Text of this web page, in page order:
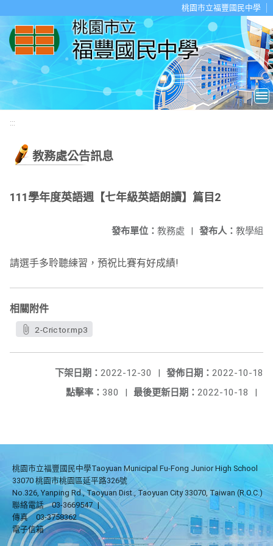
桃園市立福豐國民中學
:::
教務處公告訊息
111學年度英語週【七年級英語朗讀】篇目2
發布人： 教學組
發布單位： 教務處 |
請選手多聆聽練習，預祝比賽有好成績!
相關附件
2-Crictor.mp3
發佈日期： 2022-10-18
下架日期： 2022-12-30
|
最後更新日期： 2022-10-18 |
點擊率： 380 |
桃園市立福豐國民中學Taoyuan Municipal Fu-Fong Junior High School
33070 桃園市桃園區延平路326號
No.326, Yanping Rd., Taoyuan Dist., Taoyuan City 33070, Taiwan (R.O.C.)
聯絡電話
03-3669547 |
傳真
03-3758362
電子信箱